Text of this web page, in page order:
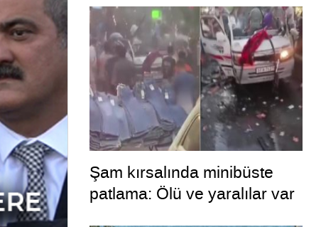
Şam kırsalında minibüste
patlama: Ölü ve yaralılar var